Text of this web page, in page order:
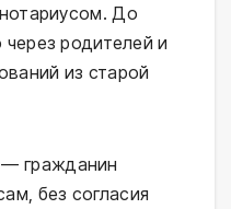
До
родителей и
из старой
— гражданин
без согласия